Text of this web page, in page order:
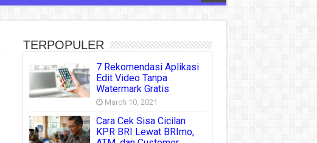
TERPOPULER
7 Rekomendasi Aplikasi
Edit Video Tanpa
Watermark Gratis
March 10, 2021
Cara Cek Sisa Cicilan
KPR BRI Lewat BRImo,